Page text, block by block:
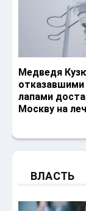
Медведя
лапами
Москву на
ВЛАСТЬ